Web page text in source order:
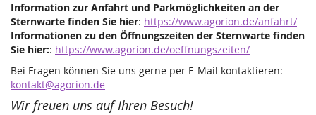
Information zur Anfahrt und Parkmöglichkeiten an der
Sternwarte finden Sie hier: https://www.agorion.de/anfahrt/
Informationen zu den Öffnungszeiten der Sternwarte finden
Sie hier:: https://www.agorion.de/oeffnungszeiten/
Bei Fragen können Sie uns gerne per E-Mail kontaktieren:
kontakt@agorion.de
Wir freuen uns auf Ihren Besuch!